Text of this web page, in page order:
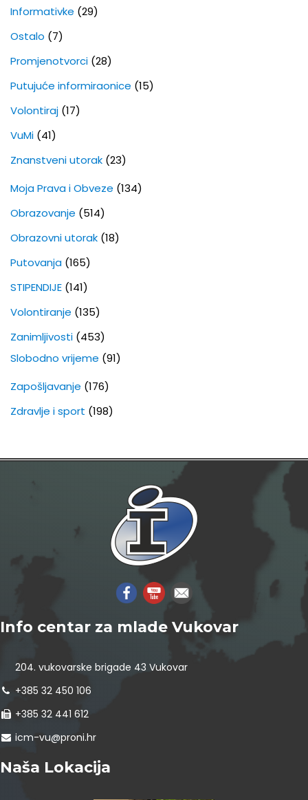
Informativke (29)
Ostalo (7)
Promjenotvorci (28)
Putujuće informiraonice (15)
Volontiraj (17)
VuMi (41)
Znanstveni utorak (23)
Moja Prava i Obveze (134)
Obrazovanje (514)
Obrazovni utorak (18)
Putovanja (165)
STIPENDIJE (141)
Volontiranje (135)
Zanimljivosti (453)
Slobodno vrijeme (91)
Zapošljavanje (176)
Zdravlje i sport (198)
Info centar za mlade Vukovar
204. vukovarske brigade 43 Vukovar
+385 32 450 106
+385 32 441 612
icm-vu@proni.hr
Naša Lokacija